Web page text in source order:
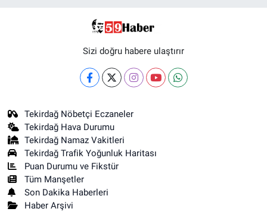
Sizi doğru habere ulaştırır
Tekirdağ Nöbetçi Eczaneler
Tekirdağ Hava Durumu
Tekirdağ Namaz Vakitleri
Tekirdağ Trafik Yoğunluk Haritası
Puan Durumu ve Fikstür
Tüm Manşetler
Son Dakika Haberleri
Haber Arşivi